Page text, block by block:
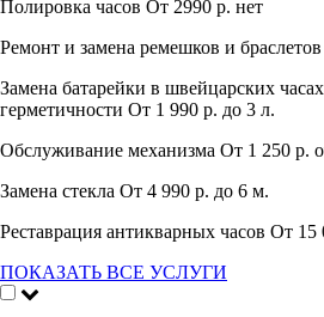
Полировка часов От 2990 р. нет
Ремонт и замена ремешков и браслетов
Замена батарейки в швейцарских
герметичности От 1 990 р. до 3 л.
Обслуживание механизма От 1 250 р.
Замена стекла От 4 990 р. до 6 м.
Реставрация антикварных часов От 15
ПОКАЗАТЬ ВСЕ УСЛУГИ